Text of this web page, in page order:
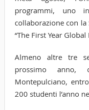
programmi, uno
collaborazione con la
“The First Year
Almeno altre tre
prossimo
Montepulciano,
200 studenti l’anno